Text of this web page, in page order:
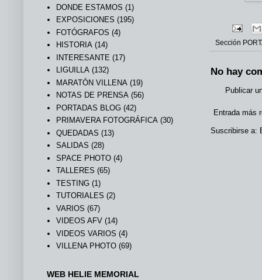
Sección
No hay
Publicar
Entrada más
Suscribirse a:
DONDE ESTAMOS (1)
EXPOSICIONES (195)
FOTÓGRAFOS (4)
HISTORIA (14)
INTERESANTE (17)
LIGUILLA (132)
MARATÓN VILLENA (19)
NOTAS DE PRENSA (56)
PORTADAS BLOG (42)
PRIMAVERA FOTOGRÁFICA (30)
QUEDADAS (13)
SALIDAS (28)
SPACE PHOTO (4)
TALLERES (65)
TESTING (1)
TUTORIALES (2)
VARIOS (67)
VIDEOS AFV (14)
VIDEOS VARIOS (4)
VILLENA PHOTO (69)
WEB HELIE MEMORIAL